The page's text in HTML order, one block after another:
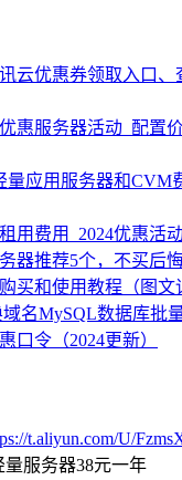
云优惠券领取入口、
惠服务器活动_配置
量应用服务器和CVM
用费用_2024优惠活
器推荐5个，不买后
买和使用教程（图文
域名MySQL数据库批
口令（2024更新）
t.aliyun.com/U/
量服务器38元一年